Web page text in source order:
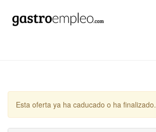
Esta oferta ya ha caducado o ha finalizado.